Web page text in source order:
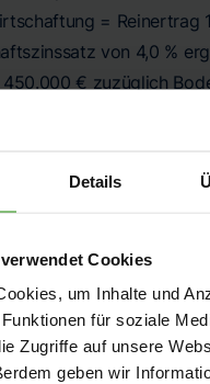
Details
Cookies
um Inhalte und
für soziale
Zugriffe auf unsere
geben wir
= Reinertrag
von 4,0 %
€ zuzüglich
könnten
= 126.000 €, plus
326.000 €. Solche